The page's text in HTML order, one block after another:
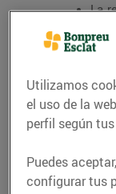
La
de
Utilizamos
el uso de la
perfil según
Puedes
configurar tus